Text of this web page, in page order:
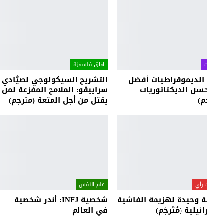
الديموقراطيات أفضل
الديكتاتوريات
آفاق فلسفيّة‎
التشريح السيكولوجي لصيَّادي
سراييڤو: الملامح المفزعة لمن
يقتل من أجل المتعة (مترجم)
رأي
وحيدة لهزيمة الفاشية
(مُتَرجَم)
علم النفس
شخصية INFJ: أندر شخصية
في العالم